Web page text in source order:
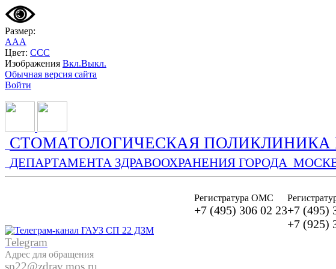
Размер:
AAA
Цвет: CCC
Изображения Вкл.Выкл.
Обычная версия сайта
Войти
СТОМАТОЛОГИЧЕСКАЯ ПОЛИКЛИНИКА
ДЕПАРТАМЕНТА ЗДРАВООХРАНЕНИЯ ГОРОДА
Регистратура ОМС
+7 (495) 306 02 23+7 (495)
+7 (925)
Telegram
Адрес для обращения
sp22@zdrav.mos.ru